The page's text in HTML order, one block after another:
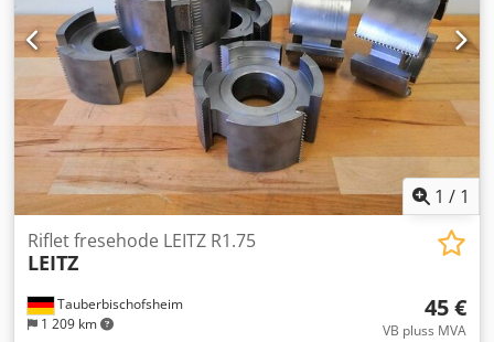
1 / 1
Tauberbischofsheim
1 209 km
Riflet fresehode LEITZ R1.75
LEITZ
45 €
VB pluss MVA